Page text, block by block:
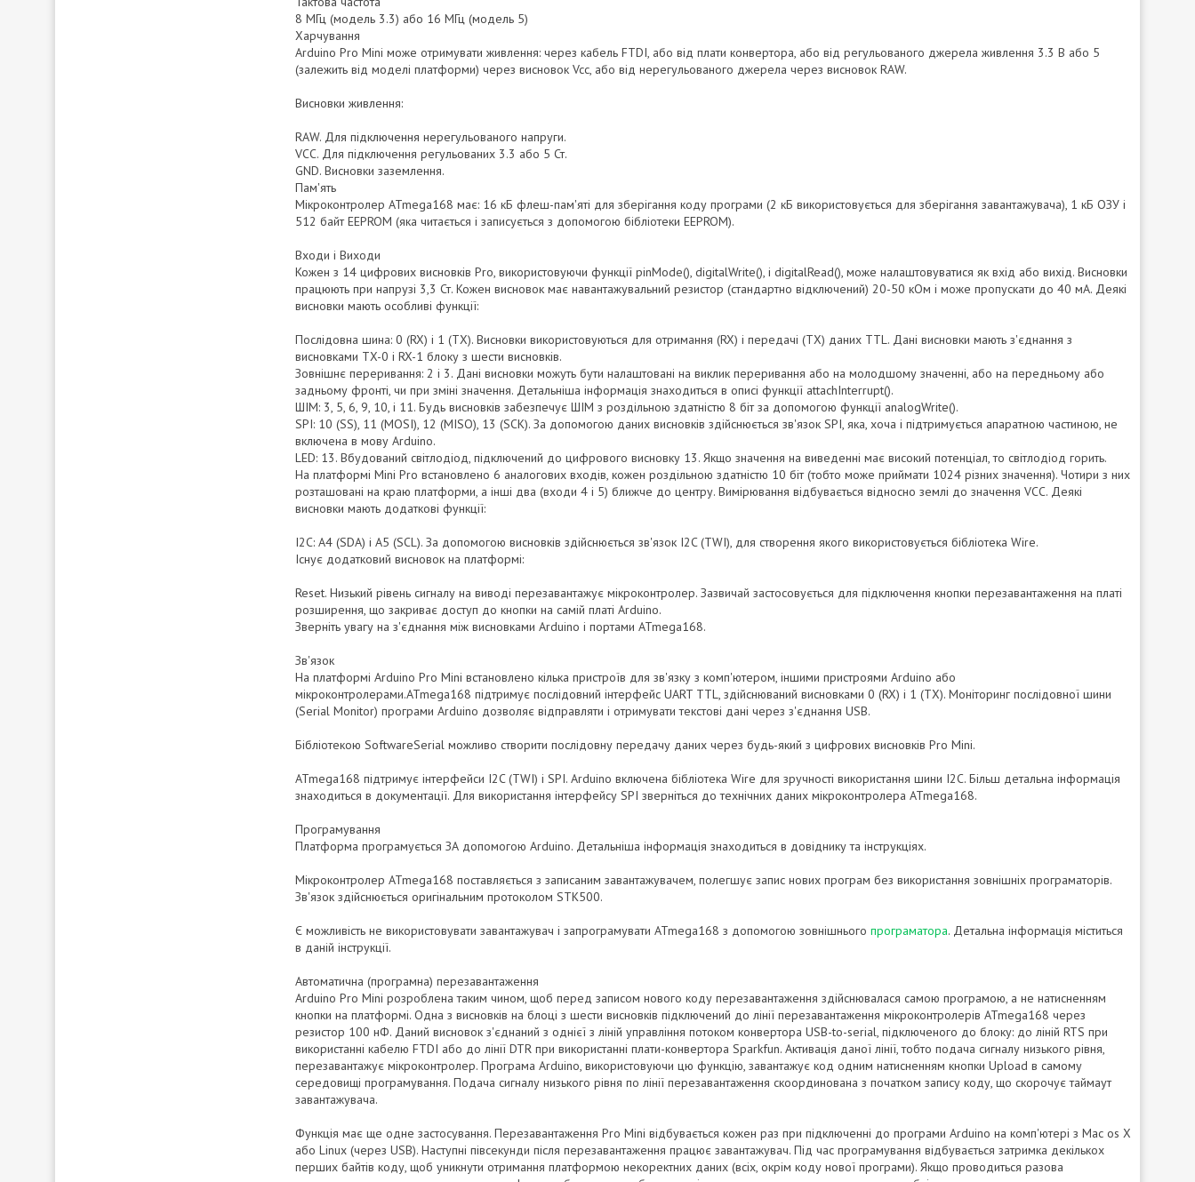
8 МГц (модель 3.3) або 16 МГц (модель 5)
Харчування
Arduino Pro Mini може отримувати живлення: через кабель FTDI, або від плати конвертора, або від регульованого джерела живлення 3.3 В або 5
(залежить від моделі платформи) через висновок Vcc, або від нерегульованого джерела через висновок RAW.
Висновки живлення:
RAW. Для підключення нерегульованого напруги.
VCC. Для підключення регульованих 3.3 або 5 Ст.
GND. Висновки заземлення.
Пам'ять
Мікроконтролер ATmega168 має: 16 кБ флеш-пам'яті для зберігання коду програми (2 кБ використовується для зберігання завантажувача), 1 кБ ОЗУ і
512 байт EEPROM (яка читається і записується з допомогою бібліотеки EEPROM).
Входи і Виходи
Кожен з 14 цифрових висновків Pro, використовуючи функції pinMode(), digitalWrite(), і digitalRead(), може налаштовуватися як вхід або вихід. Висновки
працюють при напрузі 3,3 Ст. Кожен висновок має навантажувальний резистор (стандартно відключений) 20-50 кОм і може пропускати до 40 мА. Деякі
висновки мають особливі функції:
Послідовна шина: 0 (RX) і 1 (TX). Висновки використовуються для отримання (RX) і передачі (TX) даних TTL. Дані висновки мають з'єднання з
висновками TX-0 і RX-1 блоку з шести висновків.
Зовнішнє переривання: 2 і 3. Дані висновки можуть бути налаштовані на виклик переривання або на молодшому значенні, або на передньому або
задньому фронті, чи при зміні значення. Детальніша інформація знаходиться в описі функції attachInterrupt().
ШІМ: 3, 5, 6, 9, 10, і 11. Будь висновків забезпечує ШІМ з роздільною здатністю 8 біт за допомогою функції analogWrite().
SPI: 10 (SS), 11 (MOSI), 12 (MISO), 13 (SCK). За допомогою даних висновків здійснюється зв'язок SPI, яка, хоча і підтримується апаратною частиною, не
включена в мову Arduino.
LED: 13. Вбудований світлодіод, підключений до цифрового висновку 13. Якщо значення на виведенні має високий потенціал, то світлодіод горить.
На платформі Mini Pro встановлено 6 аналогових входів, кожен роздільною здатністю 10 біт (тобто може приймати 1024 різних значення). Чотири з них
розташовані на краю платформи, а інші два (входи 4 і 5) ближче до центру. Вимірювання відбувається відносно землі до значення VCC. Деякі
висновки мають додаткові функції:
I2C: A4 (SDA) і A5 (SCL). За допомогою висновків здійснюється зв'язок I2C (TWI), для створення якого використовується бібліотека Wire.
Існує додатковий висновок на платформі:
Reset. Низький рівень сигналу на виводі перезавантажує мікроконтролер. Зазвичай застосовується для підключення кнопки перезавантаження на платі
розширення, що закриває доступ до кнопки на самій платі Arduino.
Зверніть увагу на з'єднання між висновками Arduino і портами ATmega168.
Зв'язок
На платформі Arduino Pro Mini встановлено кілька пристроїв для зв'язку з комп'ютером, іншими пристроями Arduino або
мікроконтролерами.ATmega168 підтримує послідовний інтерфейс UART TTL, здійснюваний висновками 0 (RX) і 1 (TX). Моніторинг послідовної шини
(Serial Monitor) програми Arduino дозволяє відправляти і отримувати текстові дані через з'єднання USB.
Бібліотекою SoftwareSerial можливо створити послідовну передачу даних через будь-який з цифрових висновків Pro Mini.
ATmega168 підтримує інтерфейси I2C (TWI) і SPI. Arduino включена бібліотека Wire для зручності використання шини I2C. Більш детальна інформація
знаходиться в документації. Для використання інтерфейсу SPI зверніться до технічних даних мікроконтролера ATmega168.
Програмування
Платформа програмується ЗА допомогою Arduino. Детальніша інформація знаходиться в довіднику та інструкціях.
Мікроконтролер ATmega168 поставляється з записаним завантажувачем, полегшує запис нових програм без використання зовнішніх програматорів.
Зв'язок здійснюється оригінальним протоколом STK500.
Є можливість не використовувати завантажувач і запрограмувати ATmega168 з допомогою зовнішнього програматора. Детальна інформація міститься
в даній інструкції.
Автоматична (програмна) перезавантаження
Arduino Pro Mini розроблена таким чином, щоб перед записом нового коду перезавантаження здійснювалася самою програмою, а не натисненням
кнопки на платформі. Одна з висновків на блоці з шести висновків підключений до лінії перезавантаження мікроконтролерів ATmega168 через
резистор 100 нФ. Даний висновок з'єднаний з однієї з ліній управління потоком конвертора USB-to-serial, підключеного до блоку: до ліній RTS при
використанні кабелю FTDI або до лінії DTR при використанні плати-конвертора Sparkfun. Активація даної лінії, тобто подача сигналу низького рівня,
перезавантажує мікроконтролер. Програма Arduino, використовуючи цю функцію, завантажує код одним натисненням кнопки Upload в самому
середовищі програмування. Подача сигналу низького рівня по лінії перезавантаження скоординована з початком запису коду, що скорочує таймаут
завантажувача.
Функція має ще одне застосування. Перезавантаження Pro Mini відбувається кожен раз при підключенні до програми Arduino на комп'ютері з Mac os X
або Linux (через USB). Наступні півсекунди після перезавантаження працює завантажувач. Під час програмування відбувається затримка декількох
перших байтів коду, щоб уникнути отримання платформою некоректних даних (всіх, окрім коду нової програми). Якщо проводиться разова